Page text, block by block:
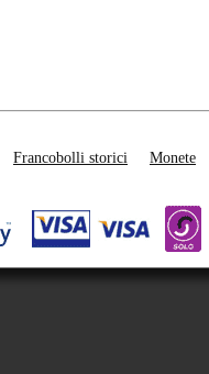
Francobolli storici
Monete